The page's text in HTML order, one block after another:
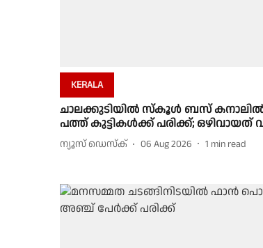
KERALA
ചാലക്കുടിയിൽ സ്കൂൾ ബസ്
പത്ത് കുട്ടികൾക്ക് പരിക്ക്; ഒഴിവായത്
ന്യൂസ് ഡെസ്ക് 06 Aug 2026 1 min read